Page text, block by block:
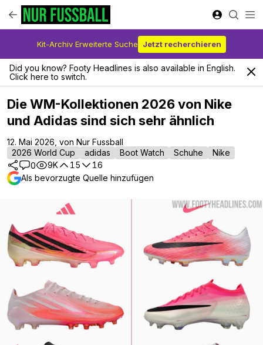
Kit-Archiv Erweiterte Suche Jetzt recherchieren
Did you know? Footy Headlines is also available in English.
Click here to switch.
Die WM-Kollektionen 2026 von Nike
und Adidas sind sich sehr ähnlich
12. Mai 2026, von Nur Fussball
2026 World Cup
adidas Boot Watch Schuhe
Nike
0
9K 15
16
Als bevorzugte Quelle hinzufügen